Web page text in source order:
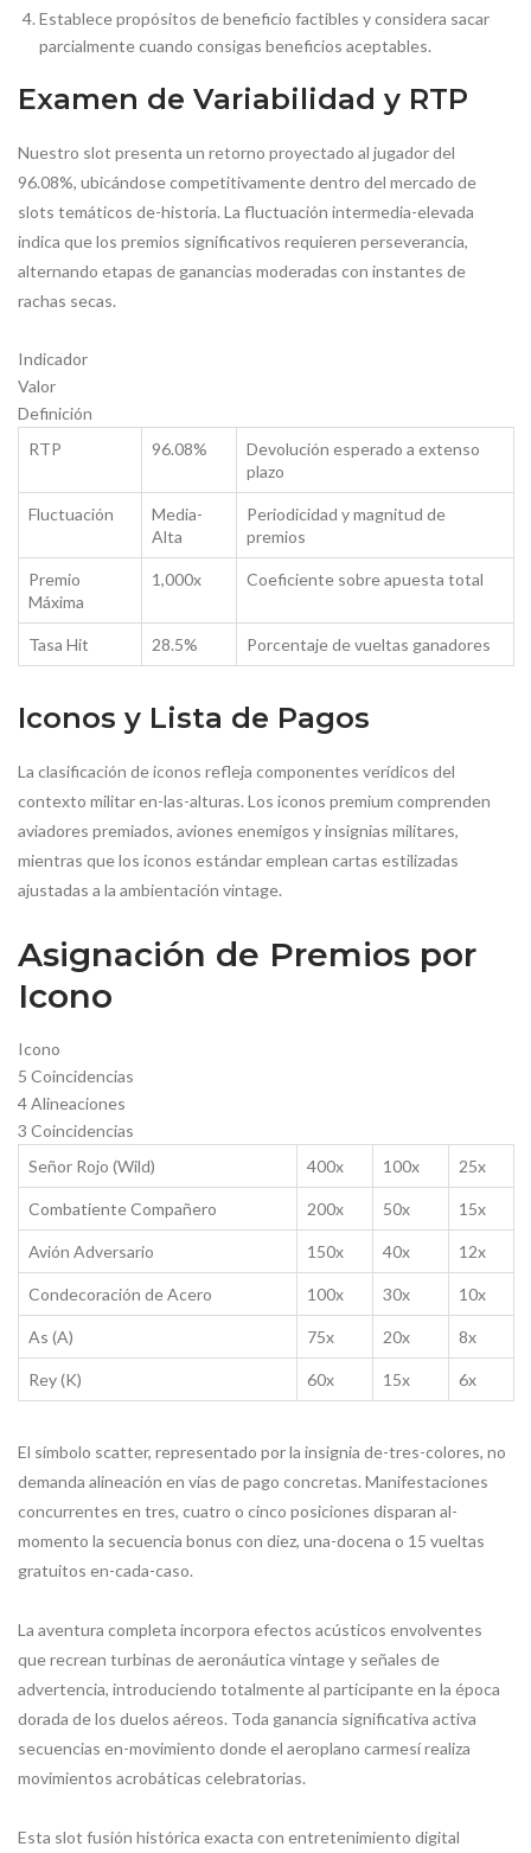
Establece propósitos de beneficio factibles y considera sacar
parcialmente cuando consigas beneficios aceptables.
Examen de Variabilidad y RTP
Nuestro slot presenta un retorno proyectado al jugador del
96.08%, ubicándose competitivamente dentro del mercado de
slots temáticos de-historia. La fluctuación intermedia-elevada
indica que los premios significativos requieren perseverancia,
alternando etapas de ganancias moderadas con instantes de
rachas secas.
Indicador
Valor
Definición
RTP
96.08%
Devolución esperado a extenso
plazo
Fluctuación
Media-
Alta
Periodicidad y magnitud de
premios
Premio
Máxima
1,000x Coeficiente sobre apuesta total
Tasa Hit 28.5% Porcentaje de vueltas ganadores
Iconos y Lista de Pagos
La clasificación de iconos refleja componentes verídicos del
contexto militar en-las-alturas. Los iconos premium comprenden
aviadores premiados, aviones enemigos y insignias militares,
mientras que los iconos estándar emplean cartas estilizadas
ajustadas a la ambientación vintage.
Asignación de Premios por
Icono
Icono
5 Coincidencias
4 Alineaciones
3 Coincidencias
Señor Rojo (Wild)
400x 100x 25x
Combatiente Compañero 200x 50x 15x
Avión Adversario 150x 40x 12x
Condecoración de Acero 100x 30x 10x
As (A) 75x 20x 8x
Rey (K) 60x 15x 6x
El símbolo scatter, representado por la insignia de-tres-colores, no
demanda alineación en vías de pago concretas. Manifestaciones
concurrentes en tres, cuatro o cinco posiciones disparan al-
momento la secuencia bonus con diez, una-docena o 15 vueltas
gratuitos en-cada-caso.
La aventura completa incorpora efectos acústicos envolventes
que recrean turbinas de aeronáutica vintage y señales de
advertencia, introduciendo totalmente al participante en la época
dorada de los duelos aéreos. Toda ganancia significativa activa
secuencias en-movimiento donde el aeroplano carmesí realiza
movimientos acrobáticas celebratorias.
Esta slot fusión histórica exacta con entretenimiento digital